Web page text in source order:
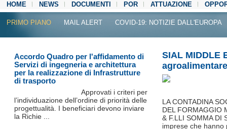
HOME NEWS DOCUMENTI POR ATTUAZIONE
MEDIA CENTER
PRIMO PIANO MAIL ALERT COVID-19: NOTIZIE DALL'EUROPA
SIAL MIDDLE
LA CONTADINA
DEL FORMAGGIO
& F.LLI SOMMA DI
imprese che hanno
Accordo Quadro per l'affidamento di
Servizi di ingegneria e architettura
per la realizzazione di Infrastrutture
di trasporto
Approvati i criteri per
l’individuazione dell’ordine di priorità delle
progettualità. I beneficiari devono inviare
la Richie ...